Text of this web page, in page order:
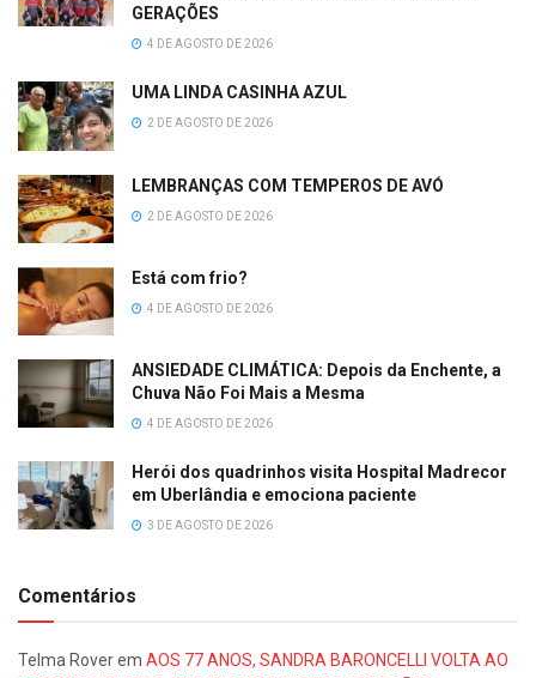
GERAÇÕES
4 DE AGOSTO DE 2026
UMA LINDA CASINHA AZUL
2 DE AGOSTO DE 2026
LEMBRANÇAS COM TEMPEROS DE AVÓ
2 DE AGOSTO DE 2026
Está com frio?
4 DE AGOSTO DE 2026
ANSIEDADE CLIMÁTICA: Depois da Enchente, a
Chuva Não Foi Mais a Mesma
4 DE AGOSTO DE 2026
Herói dos quadrinhos visita Hospital Madrecor
em Uberlândia e emociona paciente
3 DE AGOSTO DE 2026
Comentários
Telma Roverem AOS 77 ANOS, SANDRA BARONCELLI VOLTA AO